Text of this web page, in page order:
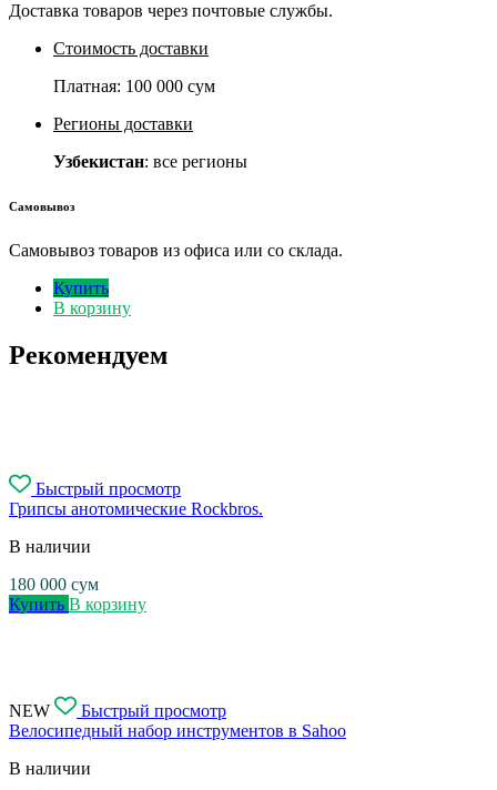
Доставка товаров через почтовые службы.
Стоимость доставки
Платная: 100 000 сум
Регионы доставки
Узбекистан: все регионы
Самовывоз
Самовывоз товаров из офиса или со склада.
Купить
В корзину
Рекомендуем
Быстрый просмотр
Грипсы анотомические Rockbros.
В наличии
180 000 сум
Купить В корзину
NEW
Быстрый просмотр
Велосипедный набор инструментов в Sahoo
В наличии